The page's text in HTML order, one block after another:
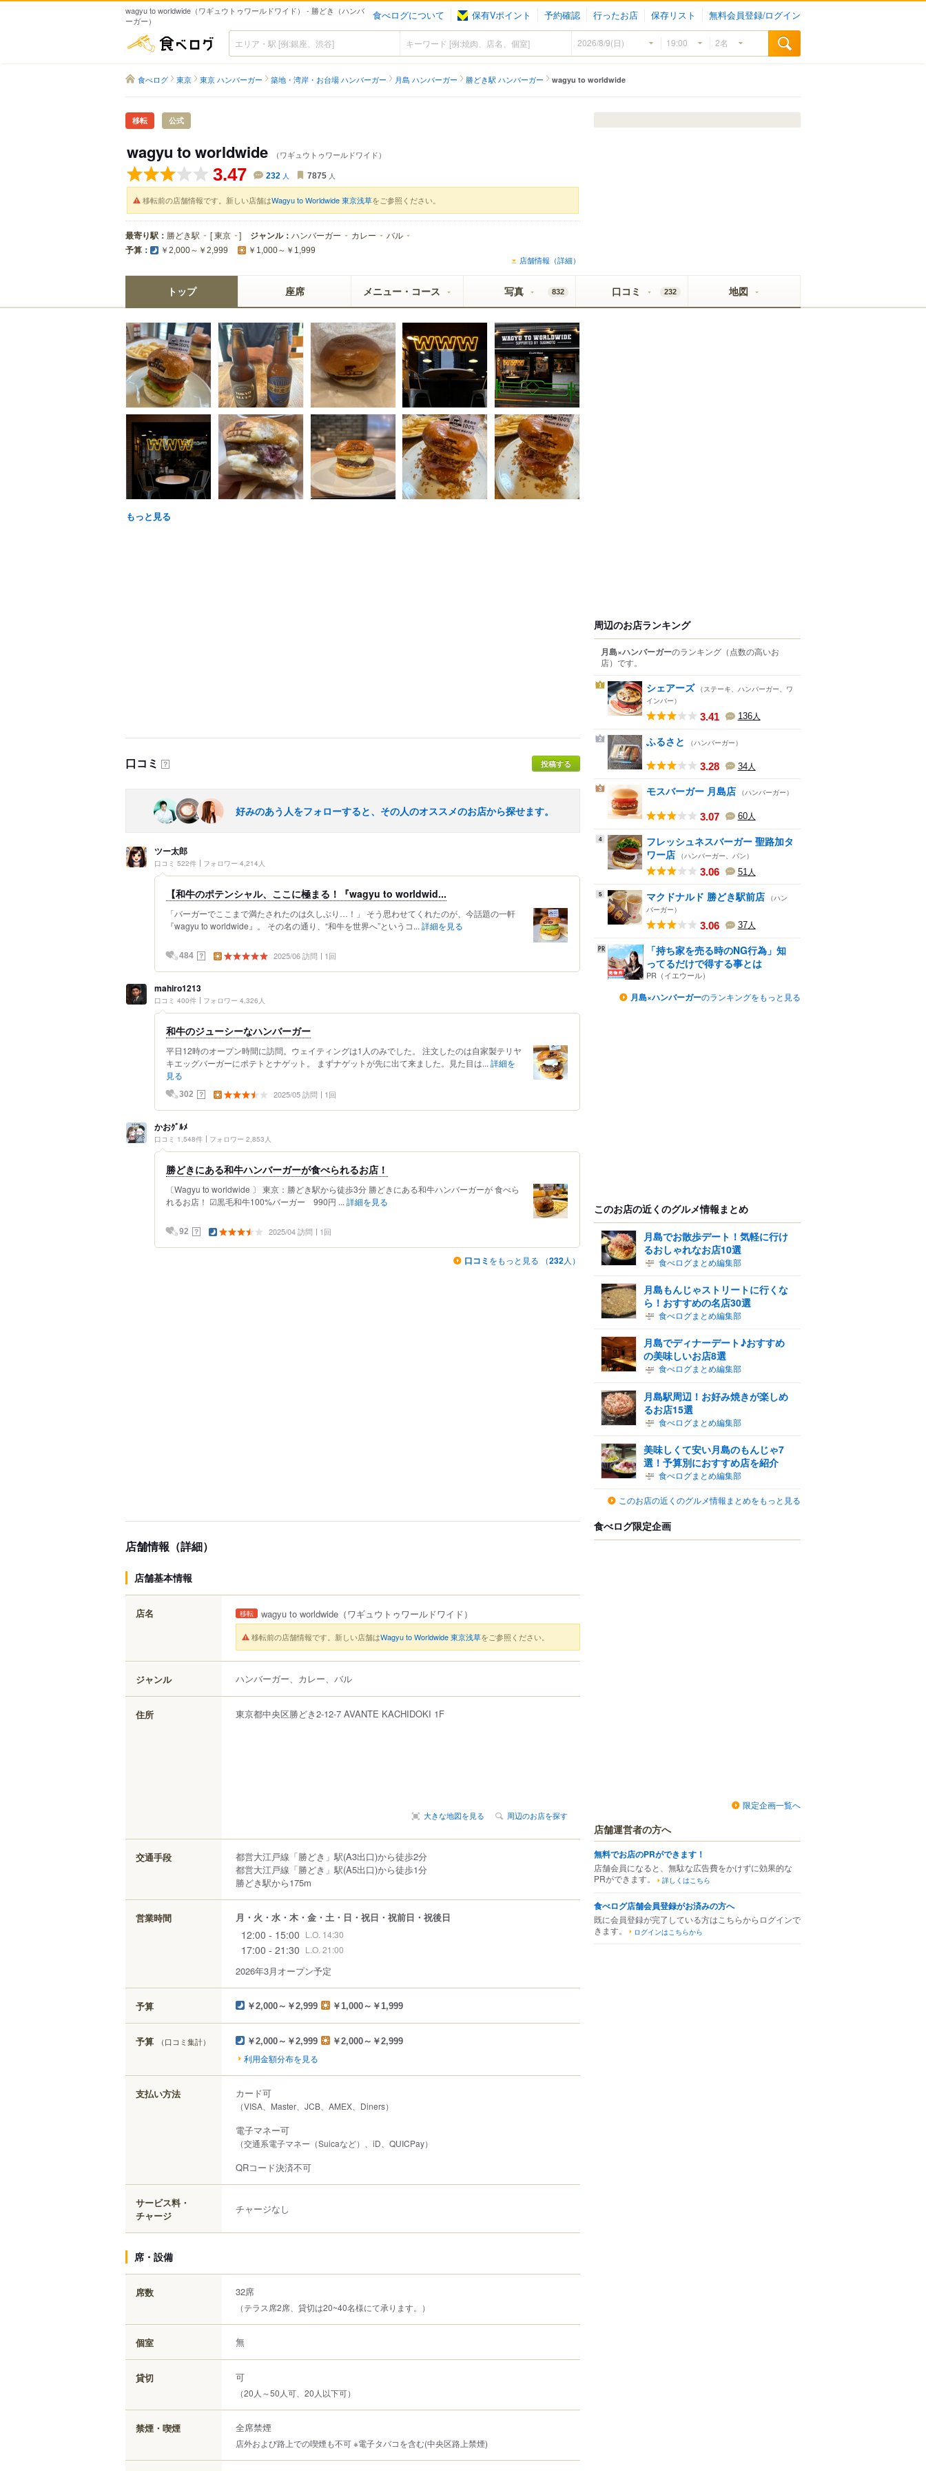
wagyu to worldwide（ワギュウトゥワールドワイド） - 勝どき（ハンバ
ーガー）
食べログについて 保有Vポイント 予約確認 行ったお店 保存リスト 無料会員登録/ログイン
食べログ
食べログ 東京 東京 ハンバーガー 築地・湾岸・お台場 ハンバーガー 月島 ハンバーガー 勝どき駅 ハンバーガー wagyu to worldwide
移転 公式
wagyu to worldwide （ワギュウトゥワールドワイド）
3.47 232 人 7875 人
移転前の店舗情報です。新しい店舗はWagyu to Worldwide 東京浅草をご参照ください。
最寄り駅： 勝どき駅 [東京 ] ジャンル： ハンバーガー カレー バル
予算： ￥2,000～￥2,999 ￥1,000～￥1,999
店舗情報（詳細）
トップ 座席 メニュー・コース 写真 832 口コミ 232 地図
もっと見る
口コミ ？ 投稿する
好みのあう人をフォローすると、その人のオススメのお店から探せます。
ツー太郎
口コミ 522件 フォロワー 4,214人
【和牛のポテンシャル、ここに極まる！『wagyu to worldwid...
「バーガーでここまで満たされたのは久しぶり…！」 そう思わせてくれたのが、今話題の一軒
『wagyu to worldwide』。 その名の通り、“和牛を世界へ”というコ... 詳細を見る
484 ？ 2025/06 訪問 1回
mahiro1213
口コミ 400件 フォロワー 4,326人
和牛のジューシーなハンバーガー
平日12時のオープン時間に訪問。ウェイティングは1人のみでした。 注文したのは自家製テリヤ
キエッグバーガーにポテトとナゲット。 まずナゲットが先に出て来ました。見た目は... 詳細を
見る
302 ？ 2025/05 訪問 1回
かおｸﾞﾙﾒ
口コミ 1,548件 フォロワー 2,853人
勝どきにある和牛ハンバーガーが食べられるお店！
〔Wagyu to worldwide 〕 東京：勝どき駅から徒歩3分 勝どきにある和牛ハンバーガーが 食べら
れるお店！ ☑︎黒毛和牛100%バーガー 990円 ... 詳細を見る
92 ？ 2025/04 訪問 1回
口コミ をもっと見る （232人）
店舗情報（詳細）
店舗基本情報
店名 移転 wagyu to worldwide （ワギュウトゥワールドワイド）
移転前の店舗情報です。新しい店舗はWagyu to Worldwide 東京浅草をご参照ください。
ジャンル ハンバーガー、カレー、バル
住所 東京都中央区勝どき2-12-7 AVANTE KACHIDOKI 1F
大きな地図を見る 周辺のお店を探す
交通手段
都営大江戸線「勝どき」駅(A3出口)から徒歩2分
都営大江戸線「勝どき」駅(A5出口)から徒歩1分
勝どき駅から175m
営業時間 月・火・水・木・金・土・日・祝日・祝前日・祝後日
12:00 - 15:00 L.O. 14:30
17:00 - 21:30 L.O. 21:00
2026年3月オープン予定
予算 ￥2,000～￥2,999 ￥1,000～￥1,999
予算 （口コミ集計） ￥2,000～￥2,999 ￥2,000～￥2,999
利用金額分布を見る
支払い方法 カード可
（VISA、Master、JCB、AMEX、Diners）
電子マネー可
（交通系電子マネー（Suicaなど）、iD、QUICPay）
QRコード決済不可
サービス料・
チャージ
チャージなし
席・設備
席数 32席
（テラス席2席、貸切は20~40名様にて承ります。）
個室 無
貸切 可
（20人～50人可、20人以下可）
禁煙・喫煙 全席禁煙
店外および路上での喫煙も不可 ※電子タバコを含む(中央区路上禁煙)
周辺のお店ランキング
月島×ハンバーガーのランキング （点数の高いお
店） です。
1 シェアーズ （ステーキ、ハンバーガー、ワ
インバー）
3.41 136人
2 ふるさと （ハンバーガー）
3.28 34人
3 モスバーガー 月島店 （ハンバーガー）
3.07 60人
4
フレッシュネスバーガー 聖路加タ
ワー店 （ハンバーガー、パン）
3.06 51 人
5 マクドナルド 勝どき駅前店 （ハン
バーガー）
3.06 37人
「持ち家を売る時のNG行為」知
ってるだけで得する事とは
PR（イエウール）
月島×ハンバーガーのランキングをもっと見る
このお店の近くのグルメ情報まとめ
月島でお散歩デート！気軽に行け
るおしゃれなお店10選
食べログまとめ編集部
月島もんじゃストリートに行くな
ら！おすすめの名店30選
食べログまとめ編集部
月島でディナーデート♪おすすめ
の美味しいお店8選
食べログまとめ編集部
月島駅周辺！お好み焼きが楽しめ
るお店15選
食べログまとめ編集部
美味しくて安い月島のもんじゃ7
選！予算別におすすめ店を紹介
食べログまとめ編集部
このお店の近くのグルメ情報まとめをもっと見る
食べログ限定企画
限定企画一覧へ
店舗運営者の方へ
無料でお店のPRができます！
店舗会員になると、無駄な広告費をかけずに効果的な
PRができます。
詳しくはこちら
食べログ店舗会員登録がお済みの方へ
既に会員登録が完了している方はこちらからログインで
きます。
ログインはこちらから